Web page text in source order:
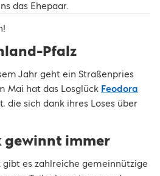
das Ehepaar.
Pfalz
Jahr geht ein Straßenpries
Mai hat das Losglück Feodora
die sich dank ihres Loses über
gewinnt immer
gibt es zahlreiche gemeinnützige